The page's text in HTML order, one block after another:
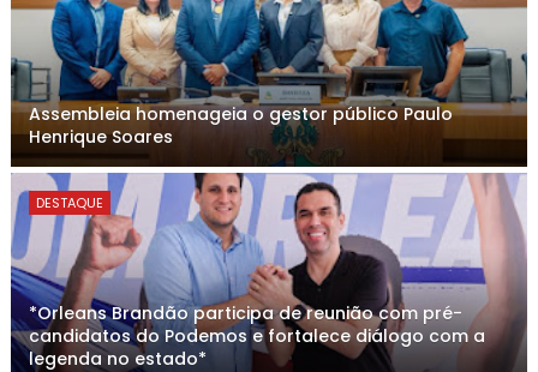
Assembleia homenageia o gestor público Paulo
Henrique Soares
DESTAQUE
*Orleans Brandão participa de reunião com pré-
candidatos do Podemos e fortalece diálogo com a
legenda no estado*